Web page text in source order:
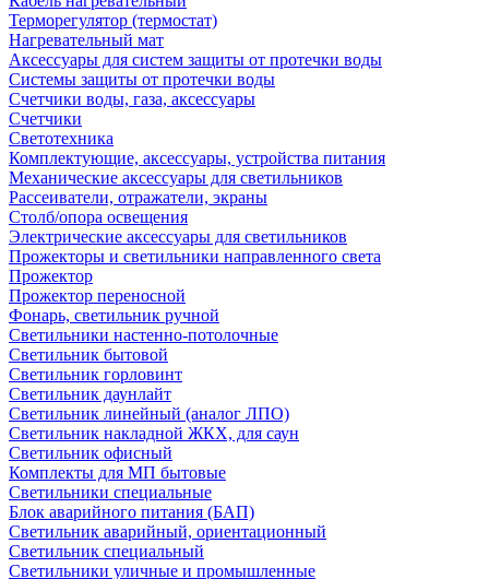
Терморегулятор (термостат)
Нагревательный мат
Аксессуары для систем защиты от протечки воды
Системы защиты от протечки воды
Счетчики воды, газа, аксессуары
Счетчики
Светотехника
Комплектующие, аксессуары, устройства питания
Механические аксессуары для светильников
Рассеиватели, отражатели, экраны
Столб/опора освещения
Электрические аксессуары для светильников
Прожекторы и светильники направленного света
Прожектор
Прожектор переносной
Фонарь, светильник ручной
Светильники настенно-потолочные
Светильник бытовой
Светильник горловинт
Светильник даунлайт
Светильник линейный (аналог ЛПО)
Светильник накладной ЖКХ, для саун
Светильник офисный
Комплекты для МП бытовые
Светильники специальные
Блок аварийного питания (БАП)
Светильник аварийный, ориентационный
Светильник специальный
Светильники уличные и промышленные